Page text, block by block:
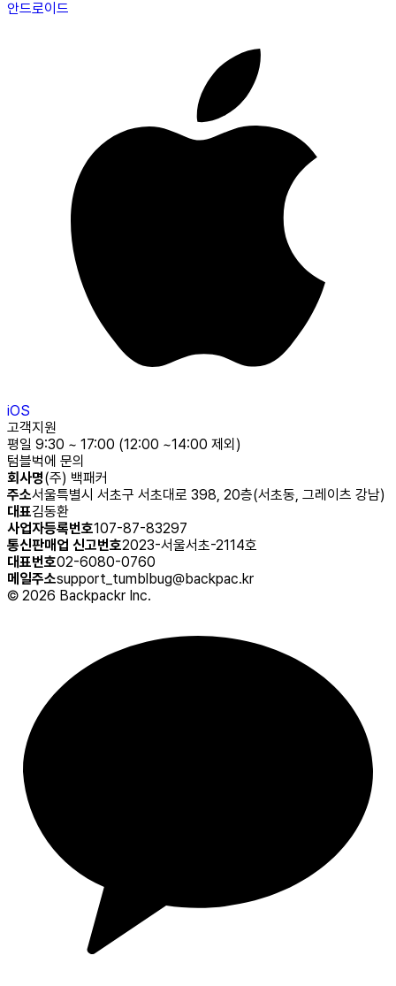
안드로이드
iOS
고객지원
평일 9:30 ~ 17:00 (12:00 ~14:00 제외)
텀블벅에 문의
회사명(주) 백패커
주소서울특별시 서초구 서초대로 398, 20층(서초동, 그레이츠 강남)
대표김동환
사업자등록번호107-87-83297
통신판매업 신고번호2023-서울서초-2114호
대표번호02-6080-0760
메일주소support_tumblbug@backpac.kr
© 2026 Backpackr Inc.